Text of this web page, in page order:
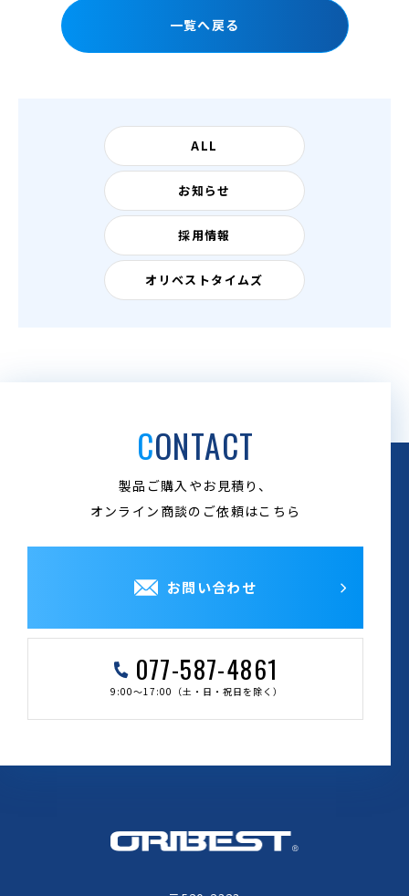
一覧へ戻る
ALL
お知らせ
採用情報
オリベストタイムズ
CONTACT
製品ご購入やお見積り、
オンライン商談のご依頼はこちら
お問い合わせ
077-587-4861
9:00～17:00（土・日・祝日を除く）